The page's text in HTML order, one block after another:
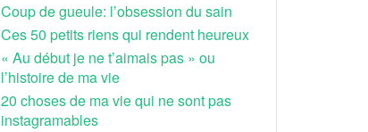
Coup de gueule: l’obsession du sain
Ces 50 petits riens qui rendent heureux
« Au début je ne t’aimais pas » ou
l’histoire de ma vie
20 choses de ma vie qui ne sont pas
instagramables